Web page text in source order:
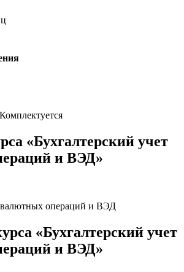
Комплектуется
«Бухгалтерский учет
и ВЭД»
валютных операций и ВЭД
«Бухгалтерский учет
и ВЭД»